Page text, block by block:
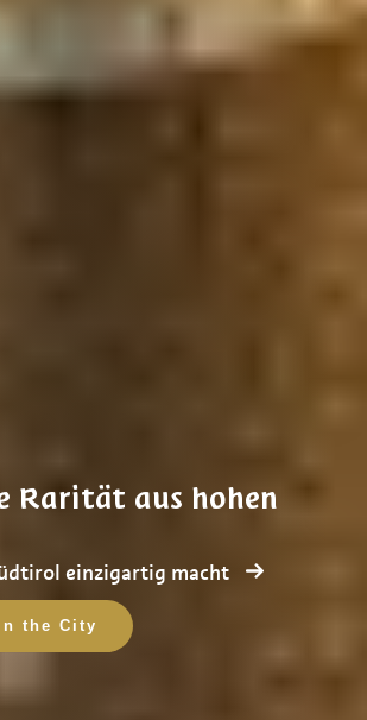
Rarität aus hohen
einzigartig macht
the City